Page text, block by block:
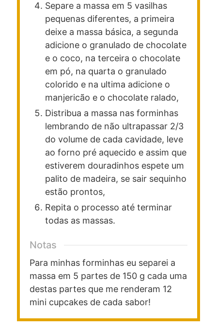
Separe a massa em 5 vasilhas
pequenas diferentes, a primeira
deixe a massa básica, a segunda
adicione o granulado de chocolate
e o coco, na terceira o chocolate
em pó, na quarta o granulado
colorido e na ultima adicione o
manjericão e o chocolate ralado,
Distribua a massa nas forminhas
lembrando de não ultrapassar 2/3
do volume de cada cavidade, leve
ao forno pré aquecido e assim que
estiverem douradinhos espete um
palito de madeira, se sair sequinho
estão prontos,
Repita o processo até terminar
todas as massas.
Notas
Para minhas forminhas eu separei a
massa em 5 partes de 150 g cada uma
destas partes que me renderam 12
mini cupcakes de cada sabor!